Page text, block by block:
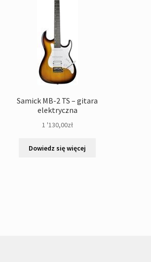
Samick MB-2 TS – gitara
elektryczna
1 '130,00zł
Dowiedz się więcej